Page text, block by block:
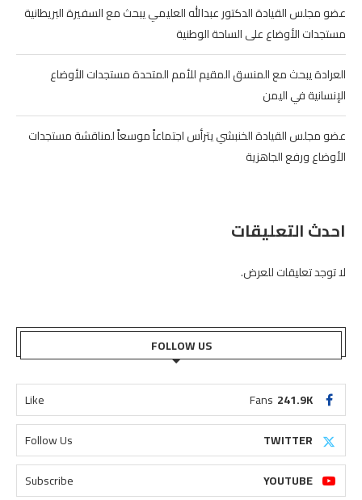
عضو مجلس القيادة الدكتور عبدالله العليمي يبحث مع السفيرة البريطانية
مستجدات الأوضاع على الساحة الوطنية
العرادة يبحث مع المنسق المقيم للأمم المتحدة مستجدات الأوضاع
الإنسانية في اليمن
عضو مجلس القيادة الخنبشي يترأس اجتماعاً موسعاً لمناقشة مستجدات
الأوضاع ورفع الجاهزية
احدث التعليقات
لا توجد تعليقات للعرض.
FOLLOW US
241.9K
Fans
Like
TWITTER
Follow Us
YOUTUBE
Subscribe